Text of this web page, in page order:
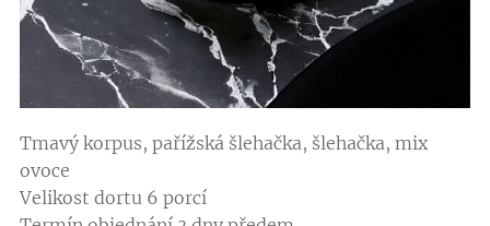
Tmavý korpus, pařížská šlehačka, šlehačka, mix
ovoce
Velikost dortu 6 porcí